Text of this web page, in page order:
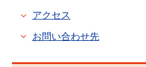
アクセス
お問い合わせ先